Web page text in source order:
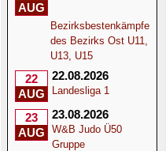
AUG
Bezirksbestenkämpfe
des Bezirks Ost U11,
U13, U15
22
AUG
22.08.2026
Landesliga 1
23
AUG
23.08.2026
W&B Judo Ü50
Gruppe